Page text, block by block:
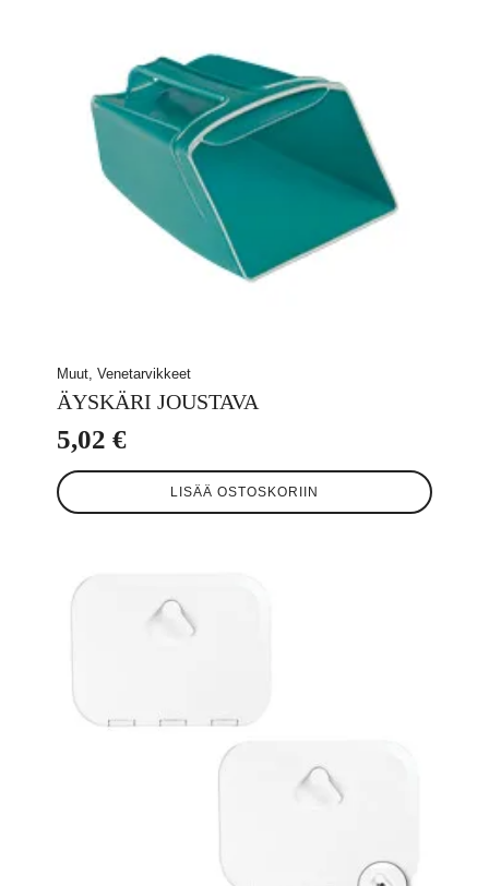
Muut, Venetarvikkeet
ÄYSKÄRI JOUSTAVA
5,02 €
LISÄÄ OSTOSKORIIN